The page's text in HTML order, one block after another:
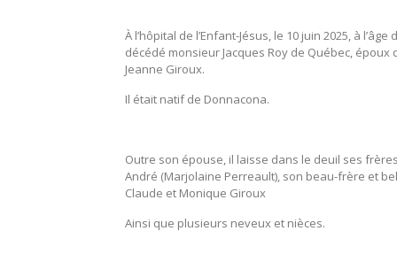
À l’hôpital de l’Enfant-Jésus, le 10 juin 2025, à l’âge
décédé monsieur Jacques Roy de Québec, époux
Jeanne Giroux.
Il était natif de Donnacona.
Outre son épouse, il laisse dans le deuil ses
André (Marjolaine Perreault), son beau-frère et
Claude et Monique Giroux
Ainsi que plusieurs neveux et nièces.